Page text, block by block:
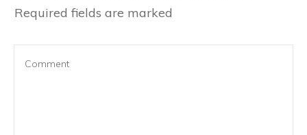
Required fields are marked